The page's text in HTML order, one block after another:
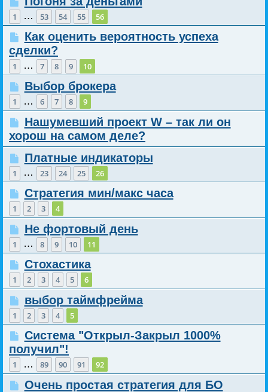
1 … 53 54 55 56
Как оценить вероятность успеха
сделки?
1 … 7 8 9 10
Выбор брокера
1 … 6 7 8 9
Нашумевший проект W – так ли он
хорош на самом деле?
Платные индикаторы
1 … 23 24 25 26
Стратегия мин/макс часа
1 2 3 4
Не фортовый день
1 … 8 9 10 11
Стохастика
1 2 3 4 5 6
выбор таймфрейма
1 2 3 4 5
Система "Открыл-Закрыл 1000%
получил"!
1 … 89 90 91 92
Очень простая стратегия для БО